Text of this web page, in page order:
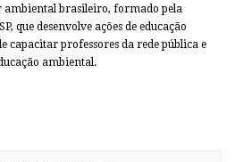
ambiental brasileiro, formado pela
que desenvolve ações de educação
capacitar professores da rede pública e
ambiental.